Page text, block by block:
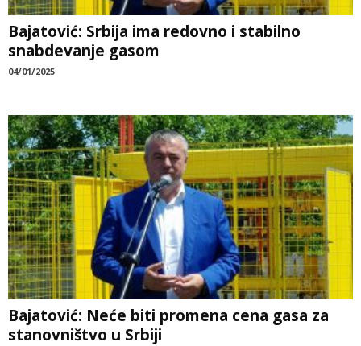
Bajatović: Srbija ima redovno i stabilno
snabdevanje gasom
04/01/2025
Bajatović: Neće biti promena cena gasa za
stanovništvo u Srbiji